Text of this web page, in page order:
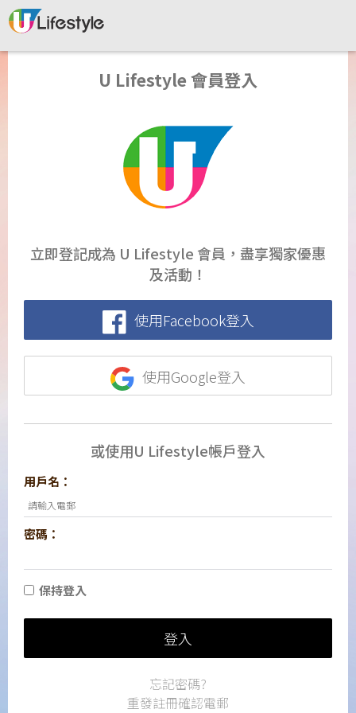
U Lifestyle 會員登入
立即登記成為 U Lifestyle 會員，盡享獨家優惠
及活動！
使用Facebook登入
使用Google登入
或使用U Lifestyle帳戶登入
用戶名：
密碼：
保持登入
登入
忘記密碼?
重發註冊確認電郵